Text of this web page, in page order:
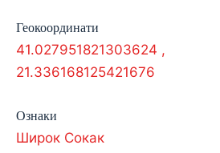
Геокоординати
41.027951821303624 ,
21.336168125421676
Ознаки
Широк Сокак